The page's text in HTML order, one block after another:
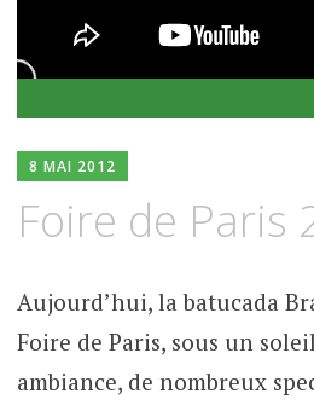
8 MAI 2012
Foire de Paris
Aujourd’hui, la batucada
Foire de Paris, sous un
ambiance, de nombreux